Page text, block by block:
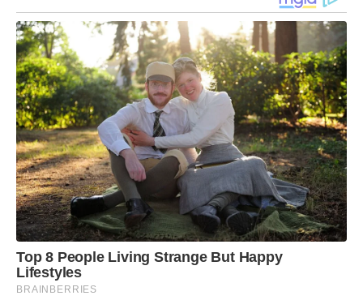
e
b
o
o
k
t
t
e
r
t
e
e
s
t
t
s
A
p